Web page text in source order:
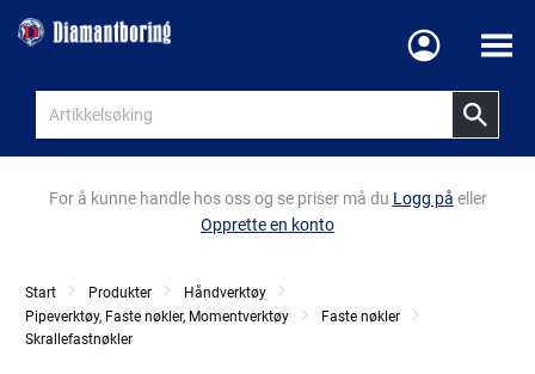
Meny
For å kunne handle hos oss og se priser må du Logg på eller
Opprette en konto
Start Produkter
Håndverktøy
Pipeverktøy, Faste nøkler, Momentverktøy
Faste nøkler
Skrallefastnøkler